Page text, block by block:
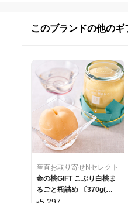
このブランドの他のギ
産直お取り寄せNセレクト
金の桃GIFT こぶり白桃ま
るごと瓶詰め 〔370g(固
形量170g)×2〕 桃シロッ